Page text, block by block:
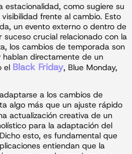
estacionalidad, como sugiere su
frente al cambio. Esto
un evento externo o dentro de
suceso crucial relacionado con la
los cambios de temporada son
directamente de un
el Black Friday, Blue Monday,
a los cambios de
algo más que un ajuste rápido
actualización creativa de un
para la adaptación del
esto, es fundamental que
entiendan que la